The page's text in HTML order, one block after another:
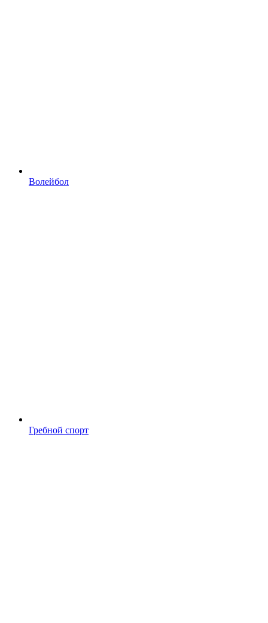
Волейбол
Гребной спорт